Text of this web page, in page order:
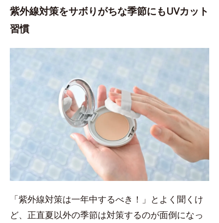
紫外線対策をサボりがちな季節にもUVカット
習慣
「紫外線対策は一年中するべき！」とよく聞くけ
ど、正直夏以外の季節は対策するのが面倒になっ